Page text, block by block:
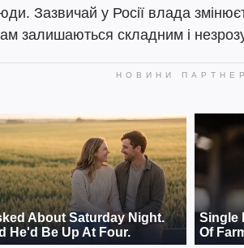
Зазвичай у Росії влада
залишаються складним і